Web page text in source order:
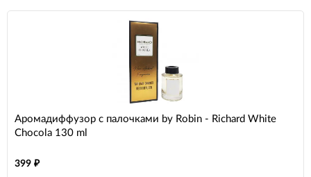
Аромадиффузор с палочками by Robin - Richard White
Chocola 130 ml
399